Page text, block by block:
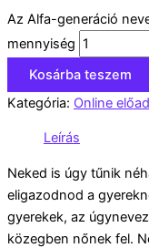
Az Alfa-generáció
mennyiség
Kosárba teszem
Kategória: Online
Leírás
Neked is úgy tűnik
eligazodnod a
gyerekek, az
közegben nőnek fel.